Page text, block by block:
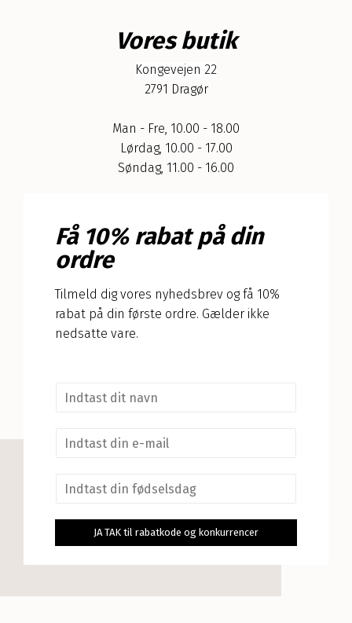
Vores butik
Kongevejen 22
2791 Dragør
Man - Fre, 10.00 - 18.00
Lørdag, 10.00 - 17.00
Søndag, 11.00 - 16.00
Få 10% rabat på din
ordre
Tilmeld dig vores nyhedsbrev og få 10%
rabat på din første ordre. Gælder ikke
nedsatte vare.
e
JA TAK til rabatkode og konkurrencer